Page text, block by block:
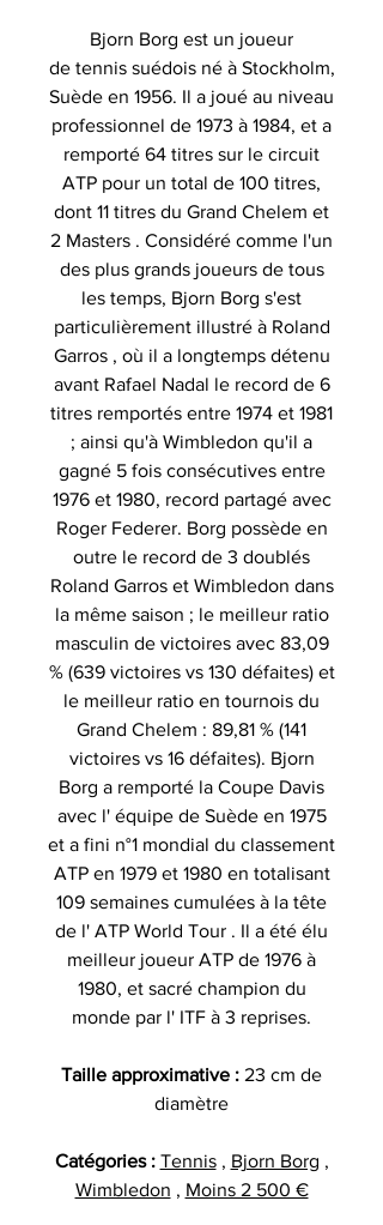
Bjorn Borg est un joueur
de tennis suédois né à Stockholm,
Suède en 1956. Il a joué au niveau
professionnel de 1973 à 1984, et a
remporté 64 titres sur le circuit
ATP pour un total de 100 titres,
dont 11 titres du Grand Chelem et
2 Masters . Considéré comme l'un
des plus grands joueurs de tous
les temps, Bjorn Borg s'est
particulièrement illustré à Roland
Garros , où il a longtemps détenu
avant Rafael Nadal le record de 6
titres remportés entre 1974 et 1981
; ainsi qu'à Wimbledon qu'il a
gagné 5 fois consécutives entre
1976 et 1980, record partagé avec
Roger Federer. Borg possède en
outre le record de 3 doublés
Roland Garros et Wimbledon dans
la même saison ; le meilleur ratio
masculin de victoires avec 83,09
% (639 victoires vs 130 défaites) et
le meilleur ratio en tournois du
Grand Chelem : 89,81 % (141
victoires vs 16 défaites). Bjorn
Borg a remporté la Coupe Davis
avec l' équipe de Suède en 1975
et a fini n°1 mondial du classement
ATP en 1979 et 1980 en totalisant
109 semaines cumulées à la tête
de l' ATP World Tour . Il a été élu
meilleur joueur ATP de 1976 à
1980, et sacré champion du
monde par l' ITF à 3 reprises.
Taille approximative : 23 cm de
diamètre
Catégories : Tennis, Bjorn Borg ,
Wimbledon , Moins 2 500 €